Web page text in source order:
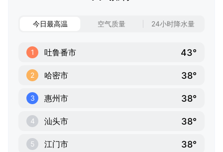
今日最高温 空气质量 24小时降水量
1 吐鲁番市 43°
2 哈密市 38°
3 惠州市 38°
4 汕头市 38°
5 江门市 38°